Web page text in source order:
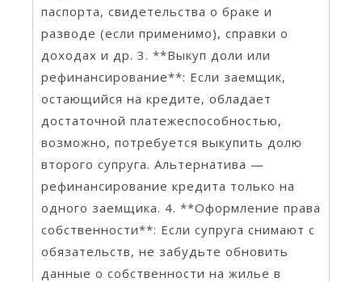
паспорта, свидетельства о браке и
разводе (если применимо), справки о
доходах и др. 3. **Выкуп доли или
рефинансирование**: Если заемщик,
остающийся на кредите, обладает
достаточной платежеспособностью,
возможно, потребуется выкупить долю
второго супруга. Альтернатива —
рефинансирование кредита только на
одного заемщика. 4. **Оформление права
собственности**: Если супруга снимают с
обязательств, не забудьте обновить
данные о собственности на жилье в